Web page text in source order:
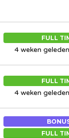
FULL
4 weken
FULL
4 weken
FULL